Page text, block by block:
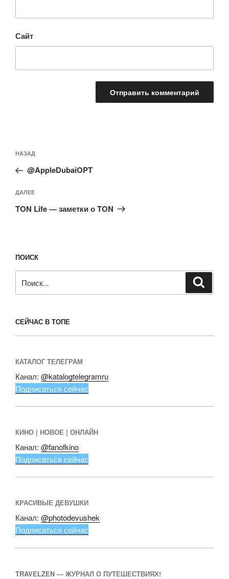
Сайт
по
записям
Предыдущая
запись:
НАЗАД
@AppleDubaiOPT
Следующая
запись
ДАЛЕЕ
TON Life — заметки о TON
ПОИСК
СЕЙЧАС В ТОПЕ
КАТАЛОГ ТЕЛЕГРАМ
Канал: @katalogtelegramru
Подписаться сейчас
КИНО | НОВОЕ | ОНЛАЙН
Канал: @fanofkino
Подписаться сейчас
КРАСИВЫЕ ДЕВУШКИ
Канал: @photodevushek
Подписаться сейчас
TRAVELZEN — ЖУРНАЛ О ПУТЕШЕСТВИЯХ!